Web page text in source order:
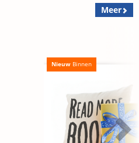
Meer
Nieuw Binnen